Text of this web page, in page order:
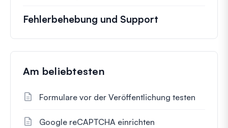
Fehlerbehebung und Support
Am beliebtesten
Formulare vor der Veröffentlichung testen
Google reCAPTCHA einrichten